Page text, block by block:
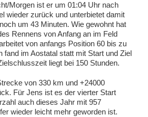
Morgen ist er um 01:04 Uhr nach
wieder zurück und unterbietet damit
um 43 Minuten. Wie gewohnt hat
Rennens von Anfang an im Feld
von anfangs Position 60 bis zu
fand im Aostatal statt mit Start und Ziel
liegt bei 150 Stunden.
von 330 km und +24000
Für Jens ist es der vierter Start
auch dieses Jahr mit 957
wieder leicht mehr geworden ist.